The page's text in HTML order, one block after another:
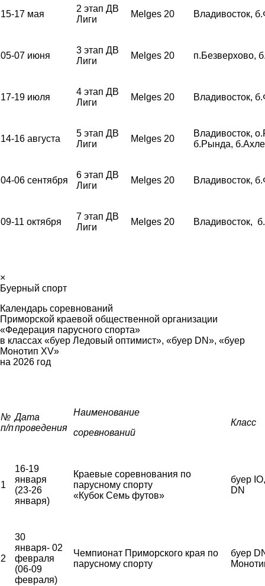
15-17 мая
2 этап ДВ
Лиги
Melges 20 Владивосток,
05-07 июня
3 этап ДВ
Лиги
Melges 20 п.Безверхово,
17-19 июля
4 этап ДВ
Лиги
Melges 20 Владивосток,
14-16 августа
5 этап ДВ
Лиги
Melges 20
Владивосток,
б.Рында,
04-06 сентября
6 этап ДВ
Лиги
Melges 20 Владивосток,
09-11 октября
7 этап ДВ
Лиги
Melges 20 Владивосток,
×
Буерный спорт
Календарь соревнований
Приморской краевой общественной организации
«Федерация парусного спорта»
в классах «буер Ледовый оптимист», «буер DN», «буер
Монотип XV»
на 2026 год
№
п/п
Дата
проведения
Наименование
соревнований
Класс
1
16-19
января
(23-26
января)
Краевые соревнования по
парусному спорту
«Кубок Семь футов»
буер
DN
2
30
января- 02
февраля
(06-09
февраля)
Чемпионат Приморского края по
парусному спорту
буер